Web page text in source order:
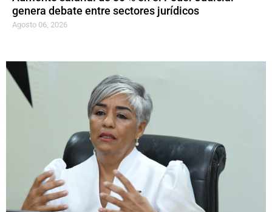
genera debate entre sectores jurídicos
Agosto 06, 2026